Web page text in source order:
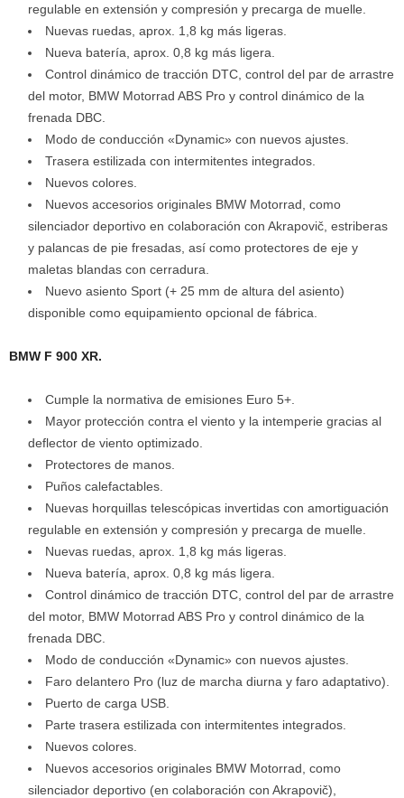
regulable en extensión y compresión y precarga de muelle.
Nuevas ruedas, aprox. 1,8 kg más ligeras.
Nueva batería, aprox. 0,8 kg más ligera.
Control dinámico de tracción DTC, control del par de arrastre
del motor, BMW Motorrad ABS Pro y control dinámico de la
frenada DBC.
Modo de conducción «Dynamic» con nuevos ajustes.
Trasera estilizada con intermitentes integrados.
Nuevos colores.
Nuevos accesorios originales BMW Motorrad, como
silenciador deportivo en colaboración con Akrapovič, estriberas
y palancas de pie fresadas, así como protectores de eje y
maletas blandas con cerradura.
Nuevo asiento Sport (+ 25 mm de altura del asiento)
disponible como equipamiento opcional de fábrica.
BMW F 900 XR.
Cumple la normativa de emisiones Euro 5+.
Mayor protección contra el viento y la intemperie gracias al
deflector de viento optimizado.
Protectores de manos.
Puños calefactables.
Nuevas horquillas telescópicas invertidas con amortiguación
regulable en extensión y compresión y precarga de muelle.
Nuevas ruedas, aprox. 1,8 kg más ligeras.
Nueva batería, aprox. 0,8 kg más ligera.
Control dinámico de tracción DTC, control del par de arrastre
del motor, BMW Motorrad ABS Pro y control dinámico de la
frenada DBC.
Modo de conducción «Dynamic» con nuevos ajustes.
Faro delantero Pro (luz de marcha diurna y faro adaptativo).
Puerto de carga USB.
Parte trasera estilizada con intermitentes integrados.
Nuevos colores.
Nuevos accesorios originales BMW Motorrad, como
silenciador deportivo (en colaboración con Akrapovič),